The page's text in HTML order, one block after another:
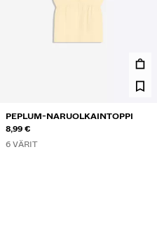
PEPLUM-NARUOLKAINTOPPI
8,99 €
6 VÄRIT